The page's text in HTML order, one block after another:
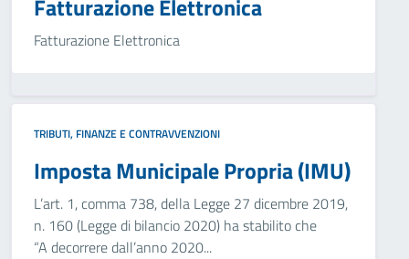
Fatturazione Elettronica
Fatturazione Elettronica
TRIBUTI, FINANZE E CONTRAVVENZIONI
Imposta Municipale Propria (IMU)
L’art. 1, comma 738, della Legge 27 dicembre 2019,
n. 160 (Legge di bilancio 2020) ha stabilito che
“A decorrere dall’anno 2020...